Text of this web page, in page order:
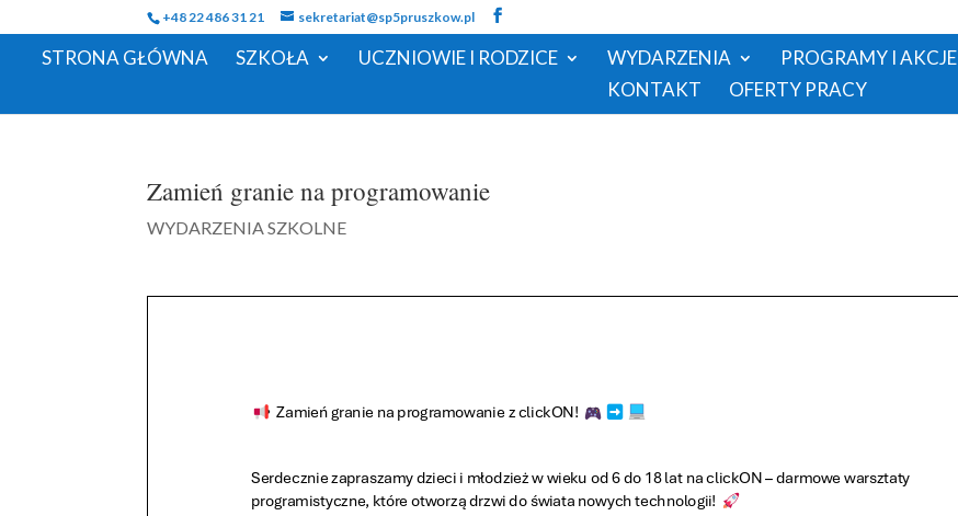
+48 22 486 31 21 sekretariat@sp5pruszkow.pl
STRONA GŁÓWNA SZKOŁA UCZNIOWIE I RODZICE WYDARZENIA PROGRAMY I AKCJE
KONTAKT
OFERTY PRACY
Zamień granie na programowanie
WYDARZENIA SZKOLNE